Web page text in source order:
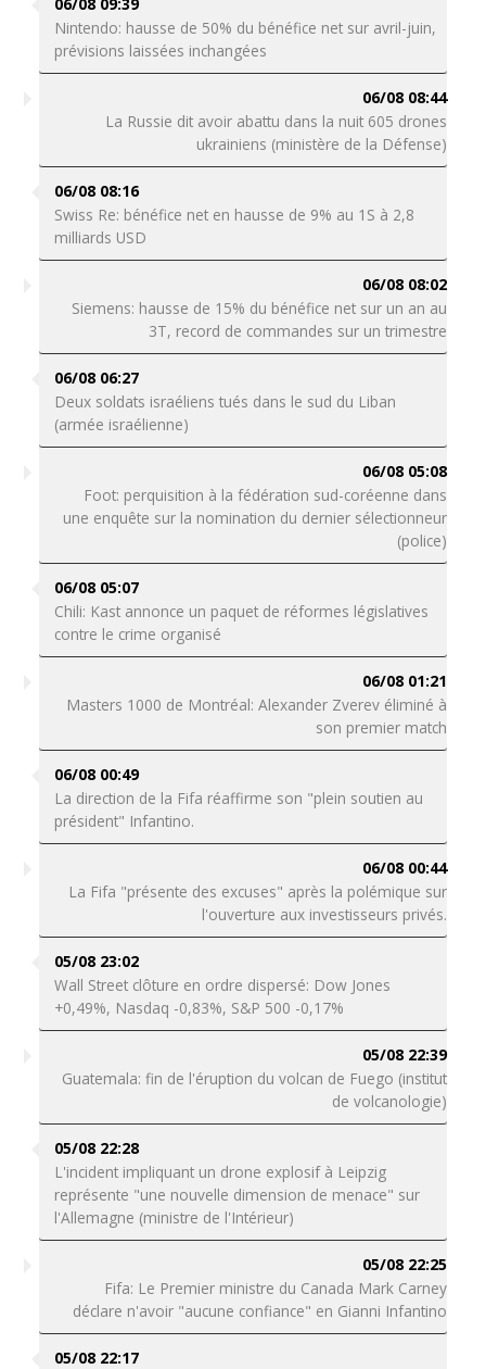
Nintendo: hausse de 50% du bénéfice net sur avril-juin,
prévisions laissées inchangées
06/08 08:44
La Russie dit avoir abattu dans la nuit 605 drones
ukrainiens (ministère de la Défense)
06/08 08:16
Swiss Re: bénéfice net en hausse de 9% au 1S à 2,8
milliards USD
06/08 08:02
Siemens: hausse de 15% du bénéfice net sur un an au
3T, record de commandes sur un trimestre
06/08 06:27
Deux soldats israéliens tués dans le sud du Liban
(armée israélienne)
06/08 05:08
Foot: perquisition à la fédération sud-coréenne dans
une enquête sur la nomination du dernier sélectionneur
(police)
06/08 05:07
Chili: Kast annonce un paquet de réformes législatives
contre le crime organisé
06/08 01:21
Masters 1000 de Montréal: Alexander Zverev éliminé à
son premier match
06/08 00:49
La direction de la Fifa réaffirme son "plein soutien au
président" Infantino.
06/08 00:44
La Fifa "présente des excuses" après la polémique sur
l'ouverture aux investisseurs privés.
05/08 23:02
Wall Street clôture en ordre dispersé: Dow Jones
+0,49%, Nasdaq -0,83%, S&P 500 -0,17%
05/08 22:39
Guatemala: fin de l'éruption du volcan de Fuego (institut
de volcanologie)
05/08 22:28
L'incident impliquant un drone explosif à Leipzig
représente "une nouvelle dimension de menace" sur
l'Allemagne (ministre de l'Intérieur)
05/08 22:25
Fifa: Le Premier ministre du Canada Mark Carney
déclare n'avoir "aucune confiance" en Gianni Infantino
05/08 22:17